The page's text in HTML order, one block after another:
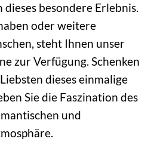
dieses besondere Erlebnis.
oder weitere
steht Ihnen unser
zur Verfügung. Schenken
dieses einmalige
Sie die Faszination des
und